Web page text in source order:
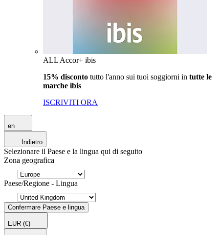
ALL Accor+ ibis
15% disconto tutto l'anno sui tuoi soggiorni in tutte le
marche ibis
ISCRIVITI ORA
en
Indietro
Selezionare il Paese e la lingua qui di seguito
Zona geografica
Paese/Regione - Lingua
Confermare Paese e lingua
EUR (€)